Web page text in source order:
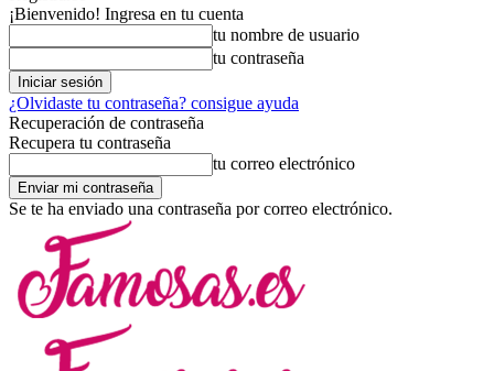
¡Bienvenido! Ingresa en tu cuenta
tu nombre de usuario
tu contraseña
¿Olvidaste tu contraseña? consigue ayuda
Recuperación de contraseña
Recupera tu contraseña
tu correo electrónico
Se te ha enviado una contraseña por correo electrónico.